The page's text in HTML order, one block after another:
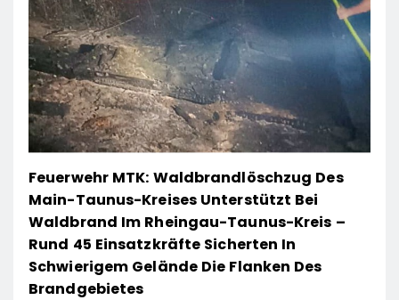
Feuerwehr MTK: Waldbrandlöschzug Des
Main-Taunus-Kreises Unterstützt Bei
Waldbrand Im Rheingau-Taunus-Kreis –
Rund 45 Einsatzkräfte Sicherten In
Schwierigem Gelände Die Flanken Des
Brandgebietes